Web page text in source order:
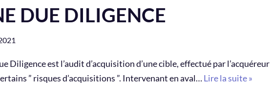
DUE DILIGENCE
Diligence est l’audit d’acquisition d’une cible, effectué par l’acquéreur
” risques d’acquisitions ”. Intervenant en aval…Lire la suite »